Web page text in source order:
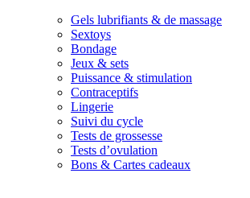
Gels lubrifiants & de massage
Sextoys
Bondage
Jeux & sets
Puissance & stimulation
Contraceptifs
Lingerie
Suivi du cycle
Tests de grossesse
Tests d’ovulation
Bons & Cartes cadeaux